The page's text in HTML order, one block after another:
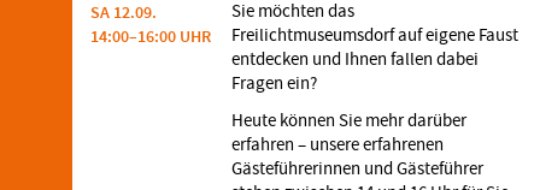
SA 12.09.
14:00–16:00 UHR
Sie möchten das
Freilichtmuseumsdorf auf eigene Faust
entdecken und Ihnen fallen dabei
Fragen ein?
Heute können Sie mehr darüber
erfahren – unsere erfahrenen
Gästeführerinnen und Gästeführer